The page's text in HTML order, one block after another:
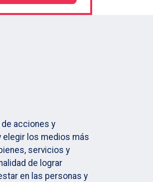
acciones y
los medios más
servicios y
de lograr
en las personas y